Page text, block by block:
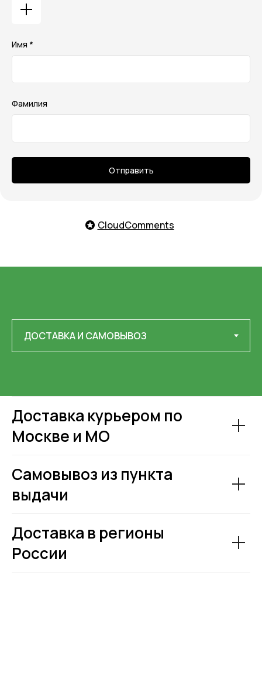
Имя *
Фамилия
Отправить
CloudComments
Доставка курьером по
Москве и МО
Самовывоз из пункта
выдачи
Доставка в регионы
России